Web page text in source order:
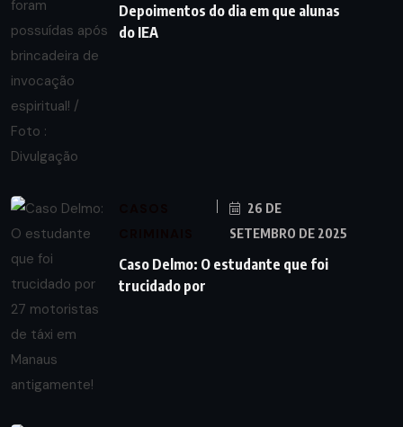
Depoimentos do dia em que alunas
do IEA
26 DE
SETEMBRO DE 2025
Caso Delmo: O estudante que foi
trucidado por